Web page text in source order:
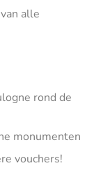
alle
rond de
monumenten
vouchers!